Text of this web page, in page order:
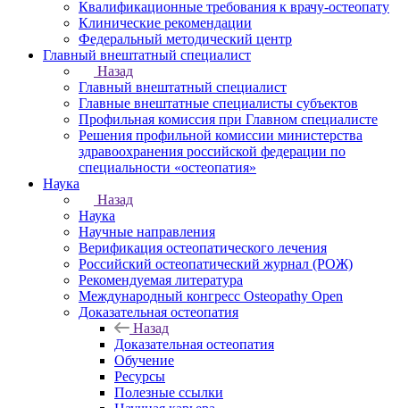
Квалификационные требования к врачу-остеопату
Клинические рекомендации
Федеральный методический центр
Главный внештатный специалист
Назад
Главный внештатный специалист
Главные внештатные специалисты субъектов
Профильная комиссия при Главном специалисте
Решения профильной комиссии министерства
здравоохранения российской федерации по
специальности «остеопатия»
Наука
Назад
Наука
Научные направления
Верификация остеопатического лечения
Российский остеопатический журнал (РОЖ)
Рекомендуемая литература
Международный конгресс Osteopathy Open
Доказательная остеопатия
Назад
Доказательная остеопатия
Обучение
Ресурсы
Полезные ссылки